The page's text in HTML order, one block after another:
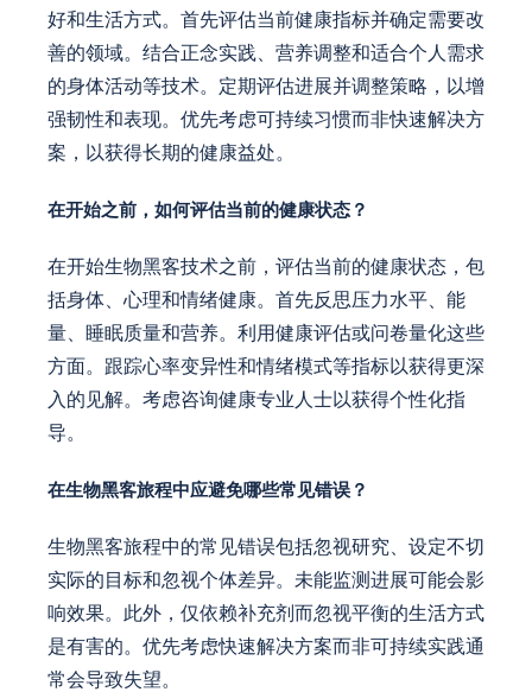
好和生活方式。首先评估当前健康指标并确定需要改
善的领域。结合正念实践、营养调整和适合个人需求
的身体活动等技术。定期评估进展并调整策略，以增
强韧性和表现。优先考虑可持续习惯而非快速解决方
案，以获得长期的健康益处。
在开始之前，如何评估当前的健康状态？
在开始生物黑客技术之前，评估当前的健康状态，包
括身体、心理和情绪健康。首先反思压力水平、能
量、睡眠质量和营养。利用健康评估或问卷量化这些
方面。跟踪心率变异性和情绪模式等指标以获得更深
入的见解。考虑咨询健康专业人士以获得个性化指
导。
在生物黑客旅程中应避免哪些常见错误？
生物黑客旅程中的常见错误包括忽视研究、设定不切
实际的目标和忽视个体差异。未能监测进展可能会影
响效果。此外，仅依赖补充剂而忽视平衡的生活方式
是有害的。优先考虑快速解决方案而非可持续实践通
常会导致失望。